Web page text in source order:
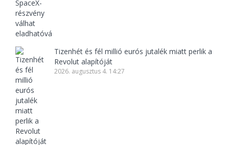
Tizenhét és fél millió eurós jutalék miatt perlik a
Revolut alapítóját
2026. augusztus 4. 14:27